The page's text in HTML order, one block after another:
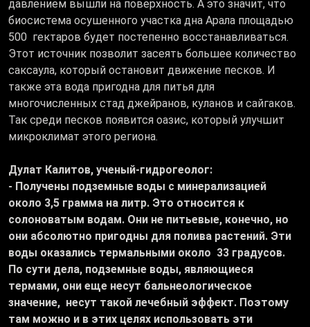
давлением вышли на поверхность. А это значит, что
биосистема осушенного участка дна Арала площадью
500 гектаров будет постепенно восстанавливаться.
Этот источник позволит засеять большее количество
саксаула, который остановит движение песков. И
также эта вода пригодна для питья для
многочисленных стад джейранов, куланов и сайгаков.
Так среди песков появится оазис, который улучшит
микроклимат этого региона.
Дулат Калитов, ученый-гидрогеолог:
- Получены подземные воды с минерализацией
около 3,5 грамма на литр. Это относится к
солоноватым водам. Они не питьевые, конечно, но
они абсолютно пригодны для полива растений. Эти
воды оказались термальными около 33 градусов.
По сути дела, подземные воды, являющиеся
термами, они еще несут бальнеологическое
значение, несут такой лечебный эффект. Поэтому
там можно и в этих целях использовать эти